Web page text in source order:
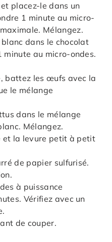
placez-le dans un
1 minute au micro-
Mélangez.
dans le chocolat
minute au micro-ondes.
battez les œufs avec la
le mélange
dans le mélange
Mélangez.
et la levure petit à petit
de papier sulfurisé.
à puissance
Vérifiez avec un
de couper.